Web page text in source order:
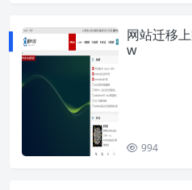
网站迁移
w
994